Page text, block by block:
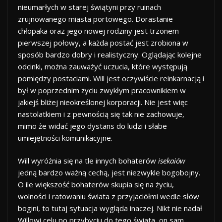
nieumarłych w starej świątyni przy ruinach
zrujnowanego miasta portowego. Dorastanie
chłopaka oraz jego nowej rodziny jest trzonem
pierwszej połowy, a każda postać jest zrobiona w
sposób bardzo dobry i realistyczny. Oglądając kolejne
odcinki, można zauważyć uczucia, które występują
pomiędzy postaciami. Will jest oczywiście reinkarnacją i
był w poprzednim życiu zwykłym pracownikiem w
jakiejś bliżej nieokreślonej korporacji. Nie jest więc
nastolatkiem i z pewnością się tak nie zachowuje,
mimo że widać jego dystans do ludzi i słabe
umiejętności komunikacyjne.
Will wyróżnia się na tle innych bohaterów isekaiów
jedną bardzo ważną cechą, jest niezwykle bogobojny.
O ile większość bohaterów skupia się na życiu,
wolności i ratowaniu świata z przyjaciółmi wedle słów
bogini, to tutaj sytuacja wygląda inaczej. Nikt nie nadał